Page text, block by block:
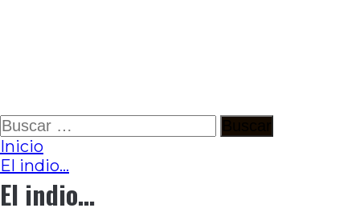
Ir
al
contenido
Buscar:
Inicio
El indio…
El indio…